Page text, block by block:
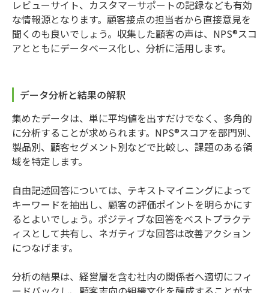
レビューサイト、カスタマーサポートの記録なども有効
な情報源となります。顧客接点の担当者から直接意見を
聞くのも良いでしょう。収集した顧客の声は、NPS®スコ
アとともにデータベース化し、分析に活用します。
データ分析と結果の解釈
集めたデータは、単に平均値を出すだけでなく、多角的
に分析することが求められます。NPS®スコアを部門別、
製品別、顧客セグメント別などで比較し、課題のある領
域を特定します。
自由記述回答については、テキストマイニングによって
キーワードを抽出し、顧客の評価ポイントを明らかにす
るとよいでしょう。ポジティブな回答をベストプラクテ
ィスとして共有し、ネガティブな回答は改善アクション
につなげます。
分析の結果は、経営層を含む社内の関係者へ適切にフィ